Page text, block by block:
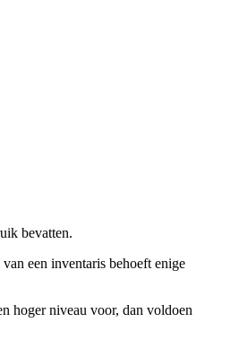
bevatten.
een inventaris behoeft enige
hoger niveau voor, dan voldoen